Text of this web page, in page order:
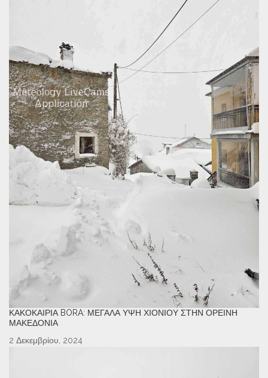
ΚΑΚΟΚΑΙΡΊΑ BORA: ΜΕΓΆΛΑ ΎΨΗ ΧΙΟΝΙΟΎ ΣΤΗΝ ΟΡΕΙΝΉ
ΜΑΚΕΔΟΝΊΑ
2 Δεκεμβρίου, 2024